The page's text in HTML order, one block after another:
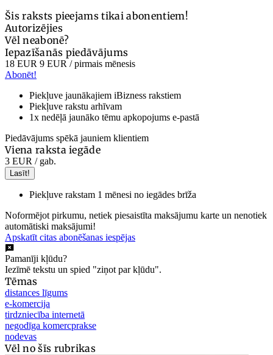
Šis raksts pieejams tikai abonentiem!
Autorizējies
Vēl neabonē?
Iepazīšanās piedāvājums
18 EUR 9 EUR / pirmais mēnesis
Abonēt!
Piekļuve jaunākajiem iBizness rakstiem
Piekļuve rakstu arhīvam
1x nedēļā jaunāko tēmu apkopojums e-pastā
Piedāvājums spēkā jauniem klientiem
Viena raksta iegāde
3 EUR / gab.
Lasīt!
Piekļuve rakstam 1 mēnesi no iegādes brīža
Noformējot pirkumu, netiek piesaistīta maksājumu karte un nenotiek
automātiski maksājumi!
Apskatīt citas abonēšanas iespējas
Pamanīji kļūdu?
Iezīmē tekstu un spied "ziņot par kļūdu".
Tēmas
distances līgums
e-komercija
tirdzniecība internetā
negodīga komercprakse
nodevas
Vēl no šīs rubrikas